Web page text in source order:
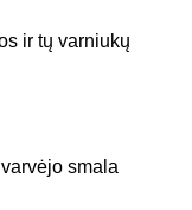
ir tų varniukų
smala